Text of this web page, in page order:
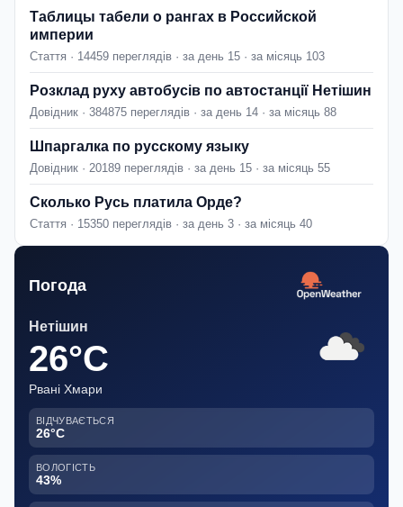
Таблицы табели о рангах в Российской
империи
Стаття · 14459 переглядів · за день 15 · за місяць 103
Розклад руху автобусів по автостанції Нетішин
Довідник · 384875 переглядів · за день 14 · за місяць 88
Шпаргалка по русскому языку
Довідник · 20189 переглядів · за день 15 · за місяць 55
Сколько Русь платила Орде?
Стаття · 15350 переглядів · за день 3 · за місяць 40
Погода
Нетішин
26°C
Рвані Хмари
ВІДЧУВАЄТЬСЯ
26°C
ВОЛОГІСТЬ
43%